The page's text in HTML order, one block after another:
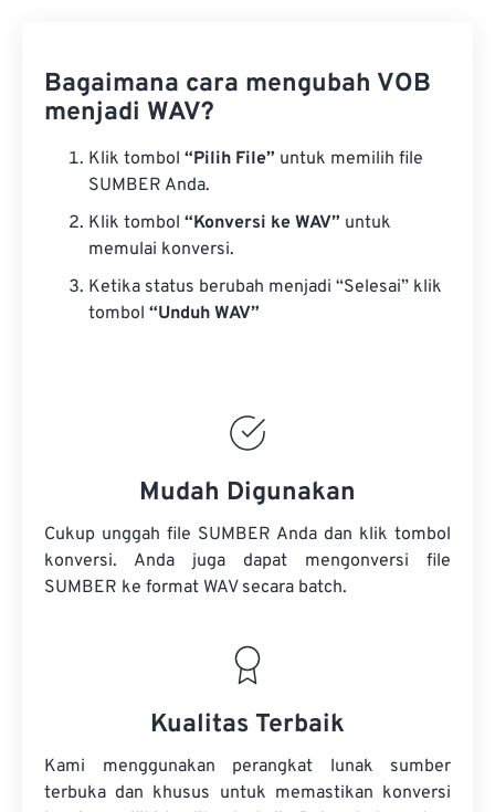
Bagaimana cara mengubah VOB
menjadi WAV?
Klik tombol “Pilih File” untuk memilih file
SUMBER Anda.
Klik tombol “Konversi ke WAV” untuk
memulai konversi.
Ketika status berubah menjadi “Selesai” klik
tombol “Unduh WAV”
Mudah Digunakan
Cukup unggah file SUMBER Anda dan klik tombol
konversi. Anda juga dapat mengonversi file
SUMBER ke format WAV secara batch.
Kualitas Terbaik
Kami menggunakan perangkat lunak sumber
terbuka dan khusus untuk memastikan konversi